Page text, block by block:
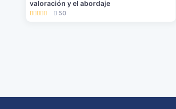
valoración y el abordaje
50